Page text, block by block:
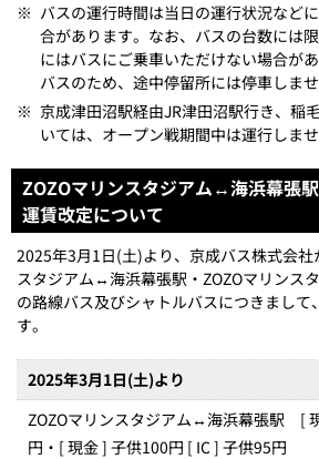
※ バスの運行時間は当日の運行状況など
合があります。なお、バスの台数には
にはバスにご乗車いただけない場合が
バスのため、途中停留所には停車しませ
※ 京成津田沼駅経由JR津田沼駅行き、稲
いては、オープン戦期間中は運行しませ
ZOZOマリンスタジアム↔海浜幕張
運賃改定について
2025年3月1日(土)より、京成バス株式会社
スタジアム↔海浜幕張駅・ZOZOマリンス
の路線バス及びシャトルバスにつきまして
す。
2025年3月1日(土)より
ZOZOマリンスタジアム↔海浜幕張駅 [
円・[ 現金 ] 子供100円 [ IC ] 子供95円